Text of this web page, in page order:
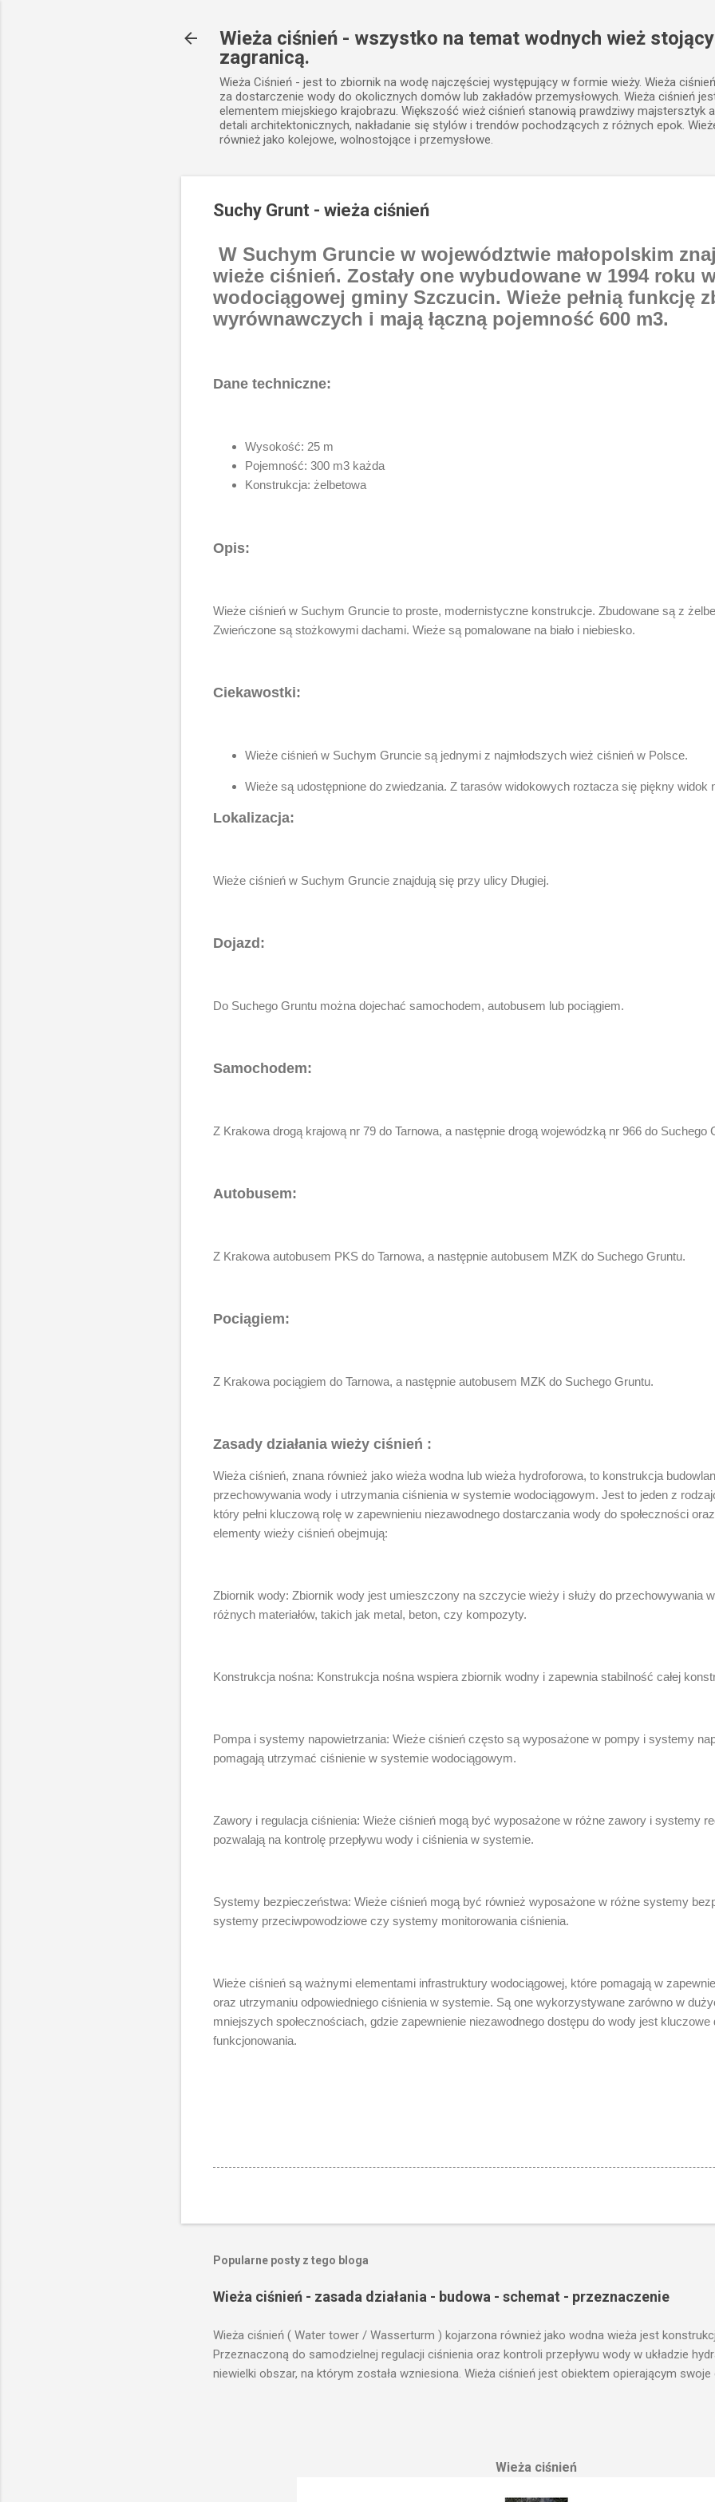
Wieża ciśnień - wszystko na temat wodnych wież
zagranicą.
Wieża Ciśnień - jest to zbiornik na wodę najczęściej występujący w formie wieży. Wieża
za dostarczenie wody do okolicznych domów lub zakładów przemysłowych. Wieża ciśnień
elementem miejskiego krajobrazu. Większość wież ciśnień stanowią prawdziwy majstersztyk
detali architektonicznych, nakładanie się stylów i trendów pochodzących z różnych epok.
również jako kolejowe, wolnostojące i przemysłowe.
Suchy Grunt - wieża ciśnień
W Suchym Gruncie w województwie małopolskim
wieże ciśnień. Zostały one wybudowane w 1994 roku
wodociągowej gminy Szczucin. Wieże pełnią funkcję
wyrównawczych i mają łączną pojemność 600 m3.
Dane techniczne:
Wysokość: 25 m
Pojemność: 300 m3 każda
Konstrukcja: żelbetowa
Opis:
Wieże ciśnień w Suchym Gruncie to proste, modernistyczne konstrukcje. Zbudowane są z
Zwieńczone są stożkowymi dachami. Wieże są pomalowane na biało i niebiesko.
Ciekawostki:
Wieże ciśnień w Suchym Gruncie są jednymi z najmłodszych wież ciśnień w Polsce.
Wieże są udostępnione do zwiedzania. Z tarasów widokowych roztacza się piękny widok
Lokalizacja:
Wieże ciśnień w Suchym Gruncie znajdują się przy ulicy Długiej.
Dojazd:
Do Suchego Gruntu można dojechać samochodem, autobusem lub pociągiem.
Samochodem:
Z Krakowa drogą krajową nr 79 do Tarnowa, a następnie drogą wojewódzką nr 966 do Suchego
Autobusem:
Z Krakowa autobusem PKS do Tarnowa, a następnie autobusem MZK do Suchego Gruntu.
Pociągiem:
Z Krakowa pociągiem do Tarnowa, a następnie autobusem MZK do Suchego Gruntu.
Zasady działania wieży ciśnień :
Wieża ciśnień, znana również jako wieża wodna lub wieża hydroforowa, to konstrukcja
przechowywania wody i utrzymania ciśnienia w systemie wodociągowym. Jest to jeden z
który pełni kluczową rolę w zapewnieniu niezawodnego dostarczania wody do społeczności
elementy wieży ciśnień obejmują:
Zbiornik wody: Zbiornik wody jest umieszczony na szczycie wieży i służy do przechowywania
różnych materiałów, takich jak metal, beton, czy kompozyty.
Konstrukcja nośna: Konstrukcja nośna wspiera zbiornik wodny i zapewnia stabilność całej
Pompa i systemy napowietrzania: Wieże ciśnień często są wyposażone w pompy i systemy
pomagają utrzymać ciśnienie w systemie wodociągowym.
Zawory i regulacja ciśnienia: Wieże ciśnień mogą być wyposażone w różne zawory i systemy
pozwalają na kontrolę przepływu wody i ciśnienia w systemie.
Systemy bezpieczeństwa: Wieże ciśnień mogą być również wyposażone w różne systemy
systemy przeciwpowodziowe czy systemy monitorowania ciśnienia.
Wieże ciśnień są ważnymi elementami infrastruktury wodociągowej, które pomagają w
oraz utrzymaniu odpowiedniego ciśnienia w systemie. Są one wykorzystywane zarówno w
mniejszych społecznościach, gdzie zapewnienie niezawodnego dostępu do wody jest kluczowe
funkcjonowania.
Popularne posty z tego bloga
Wieża ciśnień - zasada działania - budowa - schemat - przeznaczenie
Wieża ciśnień ( Water tower / Wasserturm ) kojarzona również jako wodna wieża jest
Przeznaczoną do samodzielnej regulacji ciśnienia oraz kontroli przepływu wody w układzie
niewielki obszar, na którym została wzniesiona. Wieża ciśnień jest obiektem opierającym swoje
zaplanowanej dla sektorów przemysłowych, miejskich oraz kolejowych. Podstawową funkcją
musi zostać wybudowana na najwyższym lokalnym wzniesieniu. Ponieważ gromadząca się
Wieża ciśnień